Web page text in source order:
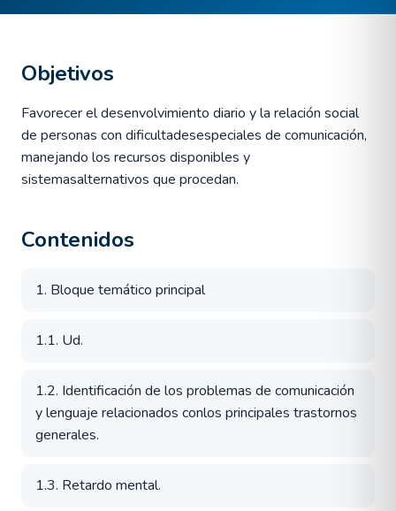
Objetivos
Favorecer el desenvolvimiento diario y la relación social
de personas con dificultadesespeciales de comunicación,
manejando los recursos disponibles y
sistemasalternativos que procedan.
Contenidos
1. Bloque temático principal
1.1. Ud.
1.2. Identificación de los problemas de comunicación
y lenguaje relacionados conlos principales trastornos
generales.
1.3. Retardo mental.